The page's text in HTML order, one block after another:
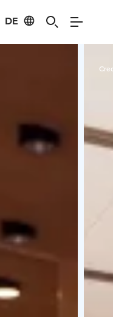
DE